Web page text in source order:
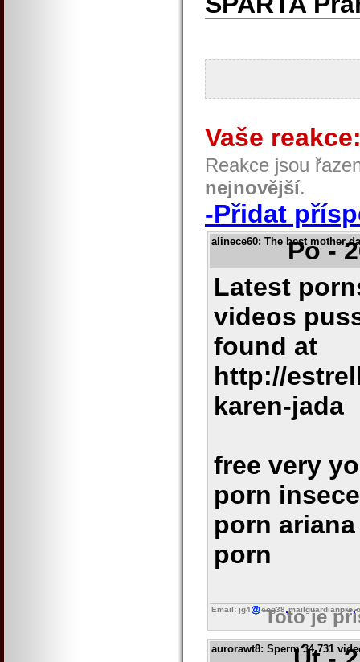
Vaše
Reakce jsou
nejnovější.
-Přidat
alinece60: The best mother
Po -
Latest
videos
found at
http://
karen-jada
free very
porn
porn
porn
Email: jg4 eog38 mailguardianpro
Toto je
aurorawt8: Sperm 34 731